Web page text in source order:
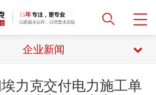
企业新闻
力克交付电力施工单